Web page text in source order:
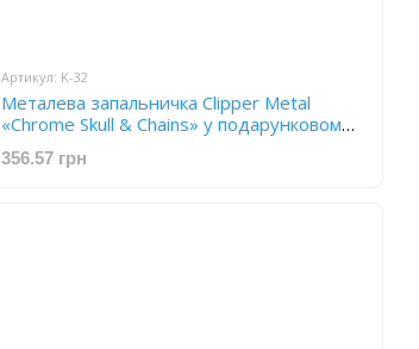
Артикул: K-32
Металева запальничка Clipper Metal
«Chrome Skull & Chains» у подарунковому
футлярі K-32
356.57 грн